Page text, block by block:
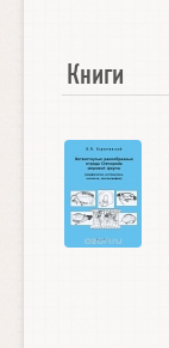
Книги